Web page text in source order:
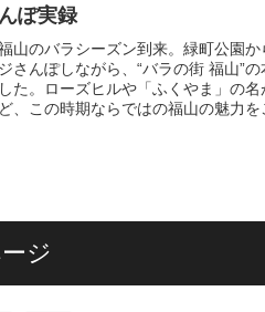
んぽ実録
山のバラシーズン到来。緑町公園
ジさんぽしながら、“バラの街 福山”
した。ローズヒルや「ふくやま」の
ど、この時期ならではの福山の魅力を
ジ